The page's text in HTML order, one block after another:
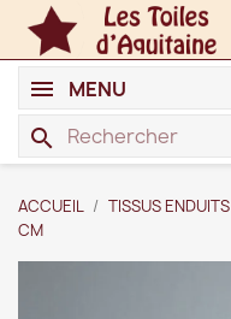
search
MENU
ACCUEIL TISSUS ENDUITS
CM